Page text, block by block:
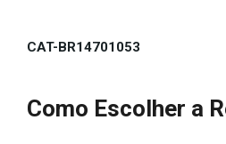
CAT-BR14701053
Como Escolher a